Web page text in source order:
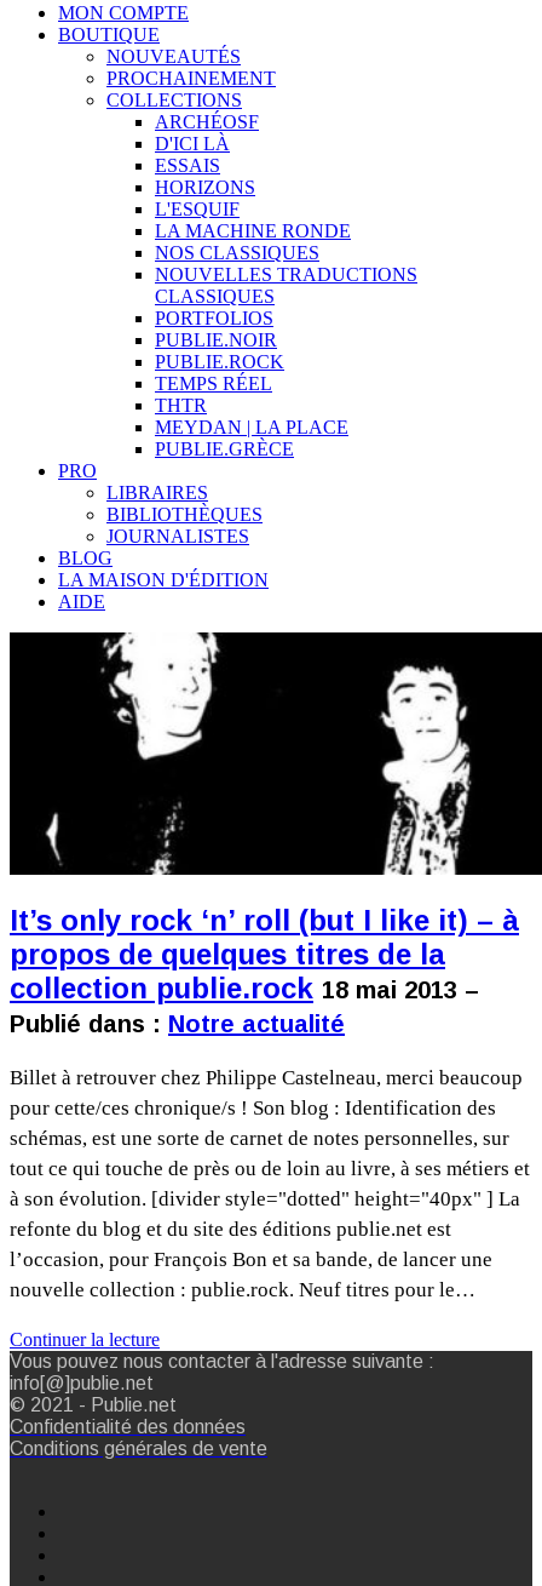
MON COMPTE
BOUTIQUE
NOUVEAUTÉS
PROCHAINEMENT
COLLECTIONS
ARCHÉOSF
D'ICI LÀ
ESSAIS
HORIZONS
L'ESQUIF
LA MACHINE RONDE
NOS CLASSIQUES
NOUVELLES TRADUCTIONS
CLASSIQUES
PORTFOLIOS
PUBLIE.NOIR
PUBLIE.ROCK
TEMPS RÉEL
THTR
MEYDAN | LA PLACE
PUBLIE.GRÈCE
PRO
LIBRAIRES
BIBLIOTHÈQUES
JOURNALISTES
BLOG
LA MAISON D'ÉDITION
AIDE
It’s only rock ‘n’ roll (but I like it) – à
propos de quelques titres de la
collection publie.rock 18 mai 2013 –
Publié dans : Notre actualité
Billet à retrouver chez Philippe Castelneau, merci beaucoup
pour cette/ces chronique/s ! Son blog : Identification des
schémas, est une sorte de carnet de notes personnelles, sur
tout ce qui touche de près ou de loin au livre, à ses métiers et
à son évolution. [divider style="dotted" height="40px" ] La
refonte du blog et du site des éditions publie.net est
l’occasion, pour François Bon et sa bande, de lancer une
nouvelle collection : publie.rock. Neuf titres pour le…
Continuer la lecture
Vous pouvez nous contacter à l'adresse suivante :
info[@]publie.net
© 2021 - Publie.net
Confidentialité des données
Conditions générales de vente